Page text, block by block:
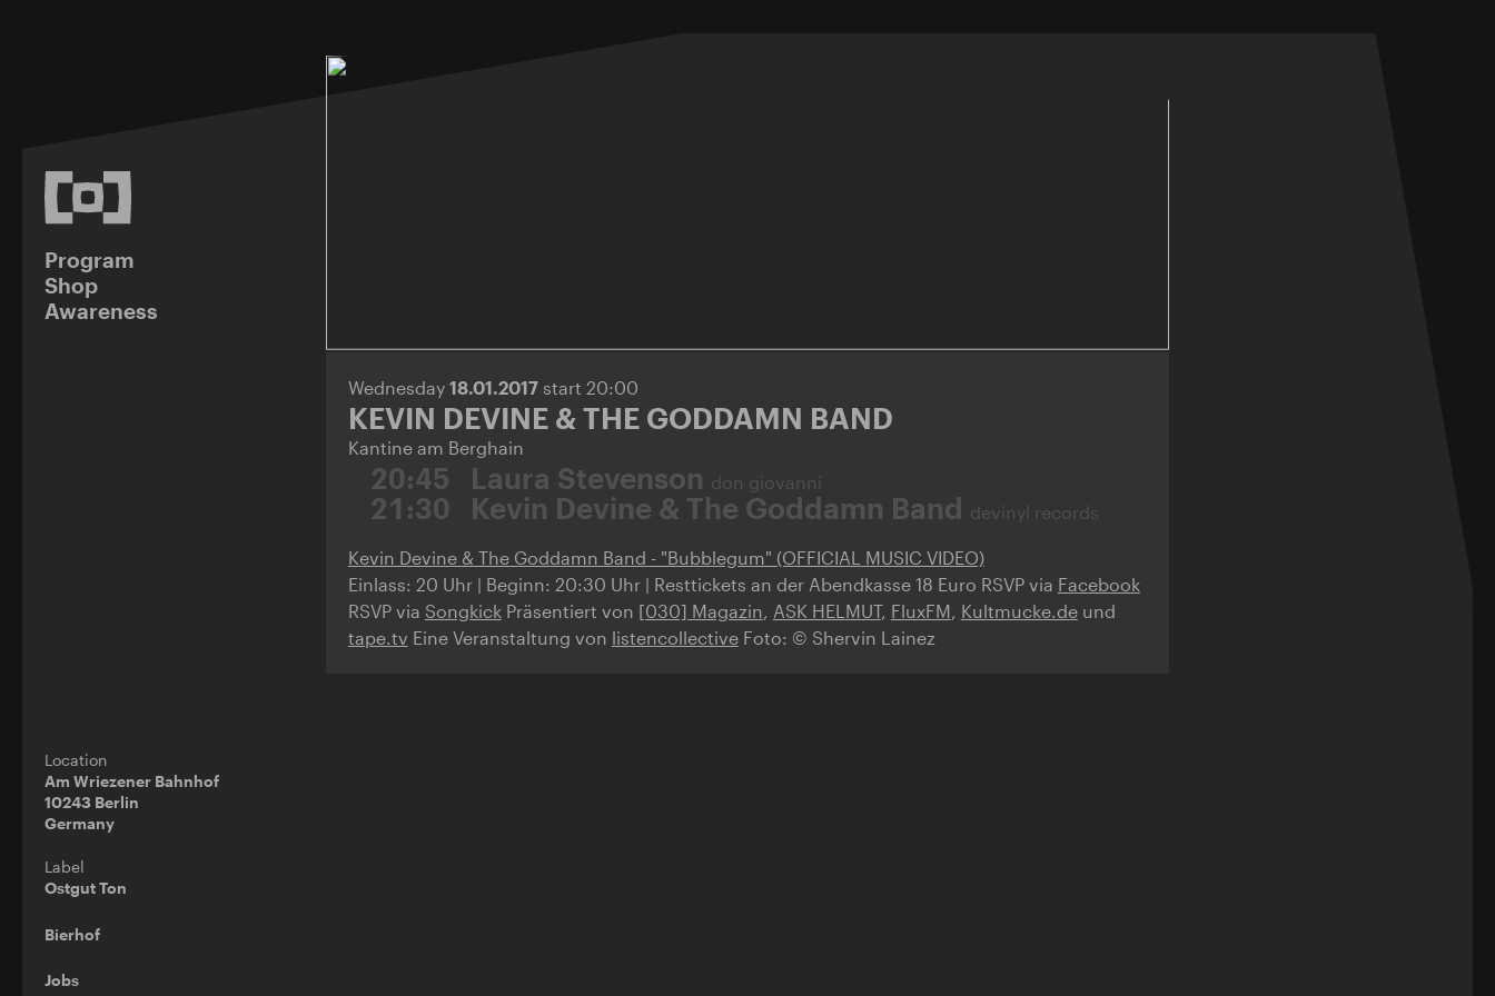
Program
Shop
Awareness
Location
Am Wriezener Bahnhof
10243 Berlin
Germany
Label
Ostgut Ton
Bierhof
Jobs
Wednesday 18.01.2017 start 20:00
KEVIN DEVINE & THE GODDAMN BAND
Kantine am Berghain
20:45 Laura Stevenson don giovanni
21:30 Kevin Devine & The Goddamn Band devinyl records
Kevin Devine & The Goddamn Band - "Bubblegum" (OFFICIAL MUSIC VIDEO)
Einlass: 20 Uhr | Beginn: 20:30 Uhr | Resttickets an der Abendkasse 18 Euro RSVP via Facebook
RSVP via SongkickPräsentiert von [030] Magazin, ASK HELMUT, FluxFM, Kultmucke.deund
tape.tv Eine Veranstaltung von listencollectiveFoto: © Shervin Lainez